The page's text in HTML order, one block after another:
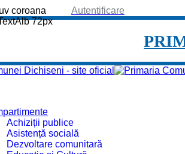
Autentificare
Achiziții publice
Asistență socială
Dezvoltare comunitară